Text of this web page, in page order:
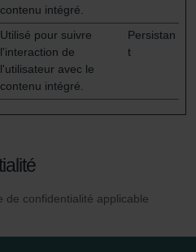
contenu intégré.
Utilisé pour suivre
l'interaction de
l'utilisateur avec le
contenu intégré.
Persistan
t
de confidentialité applicable